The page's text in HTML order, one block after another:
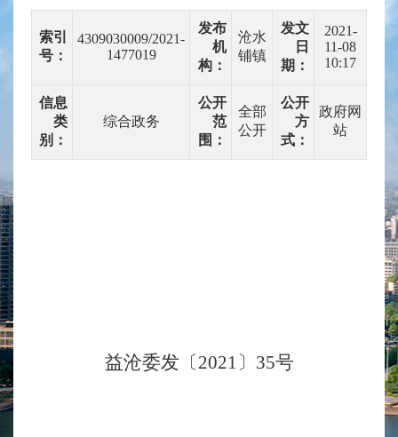
索引
号：
4309030009/2021-
1477019
发布
机
构：
沧水
铺镇
发文
日
期：
2021-
11-08
10:17
信息
类
别：
综合政务
公开
范
围：
全部
公开
公开
方
式：
政府网
站
益沧委发〔2021〕35号